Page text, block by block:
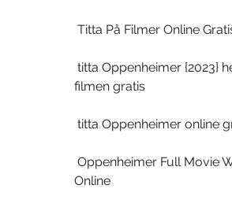
Titta På Filmer Online
filmen gratis
titta Oppenheimer online
Online